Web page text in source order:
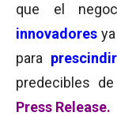
que el
innovadores
para
predecibles
Press Release.